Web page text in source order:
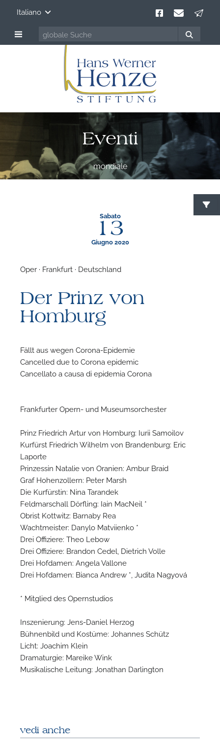
Italiano
Eventi
mondiale
Sabato
13
Giugno 2020
Oper · Frankfurt · Deutschland
Der Prinz von
Homburg
Fällt aus wegen Corona-Epidemie
Cancelled due to Corona epidemic
Cancellato a causa di epidemia Corona
Frankfurter Opern- und Museumsorchester
Prinz Friedrich Artur von Homburg: Iurii Samoilov
Kurfürst Friedrich Wilhelm von Brandenburg: Eric
Laporte
Prinzessin Natalie von Oranien: Ambur Braid
Graf Hohenzollern: Peter Marsh
Die Kurfürstin: Nina Tarandek
Feldmarschall Dörfling: Iain MacNeil *
Obrist Kottwitz: Barnaby Rea
Wachtmeister: Danylo Matviienko *
Drei Offiziere: Theo Lebow
Drei Offiziere: Brandon Cedel, Dietrich Volle
Drei Hofdamen: Angela Vallone
Drei Hofdamen: Bianca Andrew *, Judita Nagyová
* Mitglied des Opernstudios
Inszenierung: Jens-Daniel Herzog
Bühnenbild und Kostüme: Johannes Schütz
Licht: Joachim Klein
Dramaturgie: Mareike Wink
Musikalische Leitung: Jonathan Darlington
vedi anche